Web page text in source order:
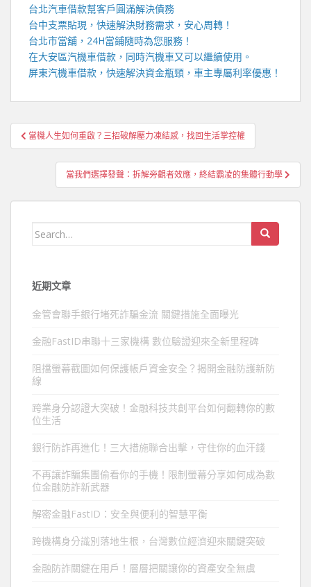
台北汽車借款幫客戶圓滿解決債務
台中支票貼現 ，快速解決財務需求，安心周轉！
台北市當舖， 24H當鋪隨時為您服務！
在大安區汽機車借款 ，同時汽機車又可以繼續使用。
屏東汽機車借款 ，快速解決資金瓶頸，車主專屬利率優惠！
文
章
當機人生如何重啟？三招破解壓力凍結感，找回生活掌控權
當我們選擇發聲：拆解旁觀者效應，終結霸凌的集體行動學
Search
近期文章
金管會聯手銀行堵死詐騙金流 關鍵措施全面曝光
金融FastID串聯十三家機構 數位驗證迎來全新里程碑
阻擋螢幕截圖如何保護帳戶資金安全？揭開金融防護新防
線
跨業身分認證大突破！金融科技共創平台如何翻轉你的數
位生活
銀行防詐再進化！三大措施聯合出擊，守住你的血汗錢
不再讓詐騙集團偷看你的手機！限制螢幕分享如何成為數
位金融防詐新武器
解密金融FastID：安全與便利的智慧平衡
跨機構身分識別落地生根，台灣數位經濟迎來關鍵突破
金融防詐關鍵在用戶！層層把關讓你的資產安全無虞